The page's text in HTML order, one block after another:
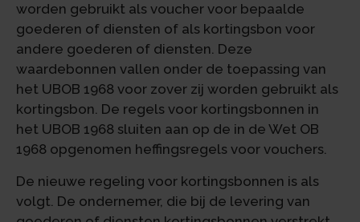
worden gebruikt als voucher voor bepaalde
goederen of diensten of als kortingsbon voor
andere goederen of diensten. Deze
waardebonnen vallen onder de toepassing van
het UBOB 1968 voor zover zij worden gebruikt als
kortingsbon. De regels voor kortingsbonnen in
het UBOB 1968 sluiten aan op de in de Wet OB
1968 opgenomen heffingsregels voor vouchers.
De nieuwe regeling voor kortingsbonnen is als
volgt. De ondernemer, die bij de levering van